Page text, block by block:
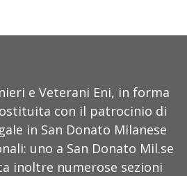
e Veterani Eni, in forma
con il patrocinio di
in San Donato Milanese
uno a San Donato Mil.se
inoltre numerose sezioni